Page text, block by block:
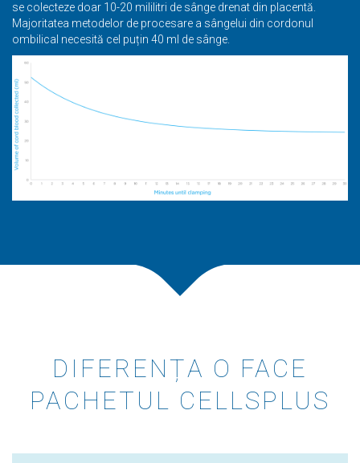
se colecteze doar 10-20 mililitri de sânge drenat din placentă.
Majoritatea metodelor de procesare a sângelui din cordonul
ombilical necesită cel puțin 40 ml de sânge.
DIFERENȚA O FACE
PACHETUL CELLSPLUS